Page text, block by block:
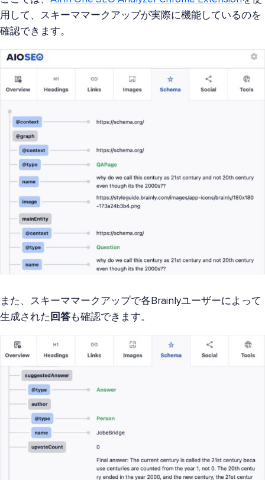
用して、スキーママークアップが実際に機能しているのを
確認できます。
また、スキーママークアップで各Brainlyユーザーによって
生成された 回答も確認できます。